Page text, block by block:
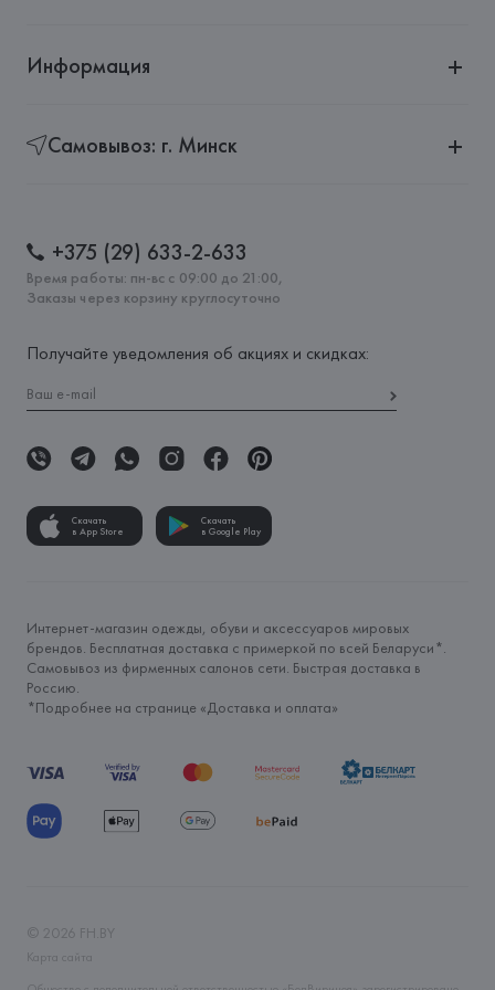
Информация
Самовывоз: г. Минск
+375 (29) 633-2-633
Время работы: пн-вс с 09:00 до 21:00,
Заказы через корзину круглосуточно
Получайте уведомления об акциях и скидках:
Скачать
в App Store
Скачать
в Google Play
Интернет-магазин одежды, обуви и аксессуаров мировых
брендов. Бесплатная доставка с примеркой по всей Беларуси*.
Самовывоз из фирменных салонов сети. Быстрая доставка в
Россию.
*Подробнее на странице «Доставка и оплата»
© 2026 FH.BY
Карта сайта